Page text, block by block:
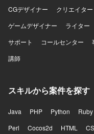
CGデザイナー
クリエイター
ゲームデザイナー
ライター
サポート
コールセンター
講師
スキルから案件を探す
Java PHP Python Ruby
Perl
Cocos2d HTML